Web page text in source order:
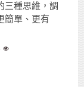
三種思維，調
簡單、更有